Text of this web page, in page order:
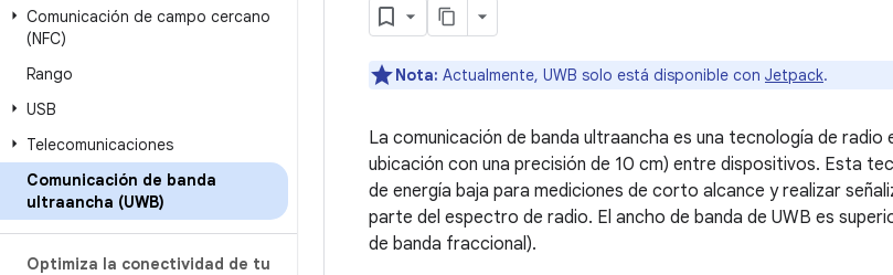
Comunicación de campo cercano
(NFC)
Rango
USB
Telecomunicaciones
Comunicación de banda
ultraancha (UWB)
Optimiza la conectividad de tu
Nota: Actualmente, UWB solo está disponible con Jetpack.
La comunicación de banda ultraancha es una tecnología de
ubicación con una precisión de 10 cm) entre dispositivos. Esta
de energía baja para mediciones de corto alcance y realizar
parte del espectro de radio. El ancho de banda de UWB es
de banda fraccional).